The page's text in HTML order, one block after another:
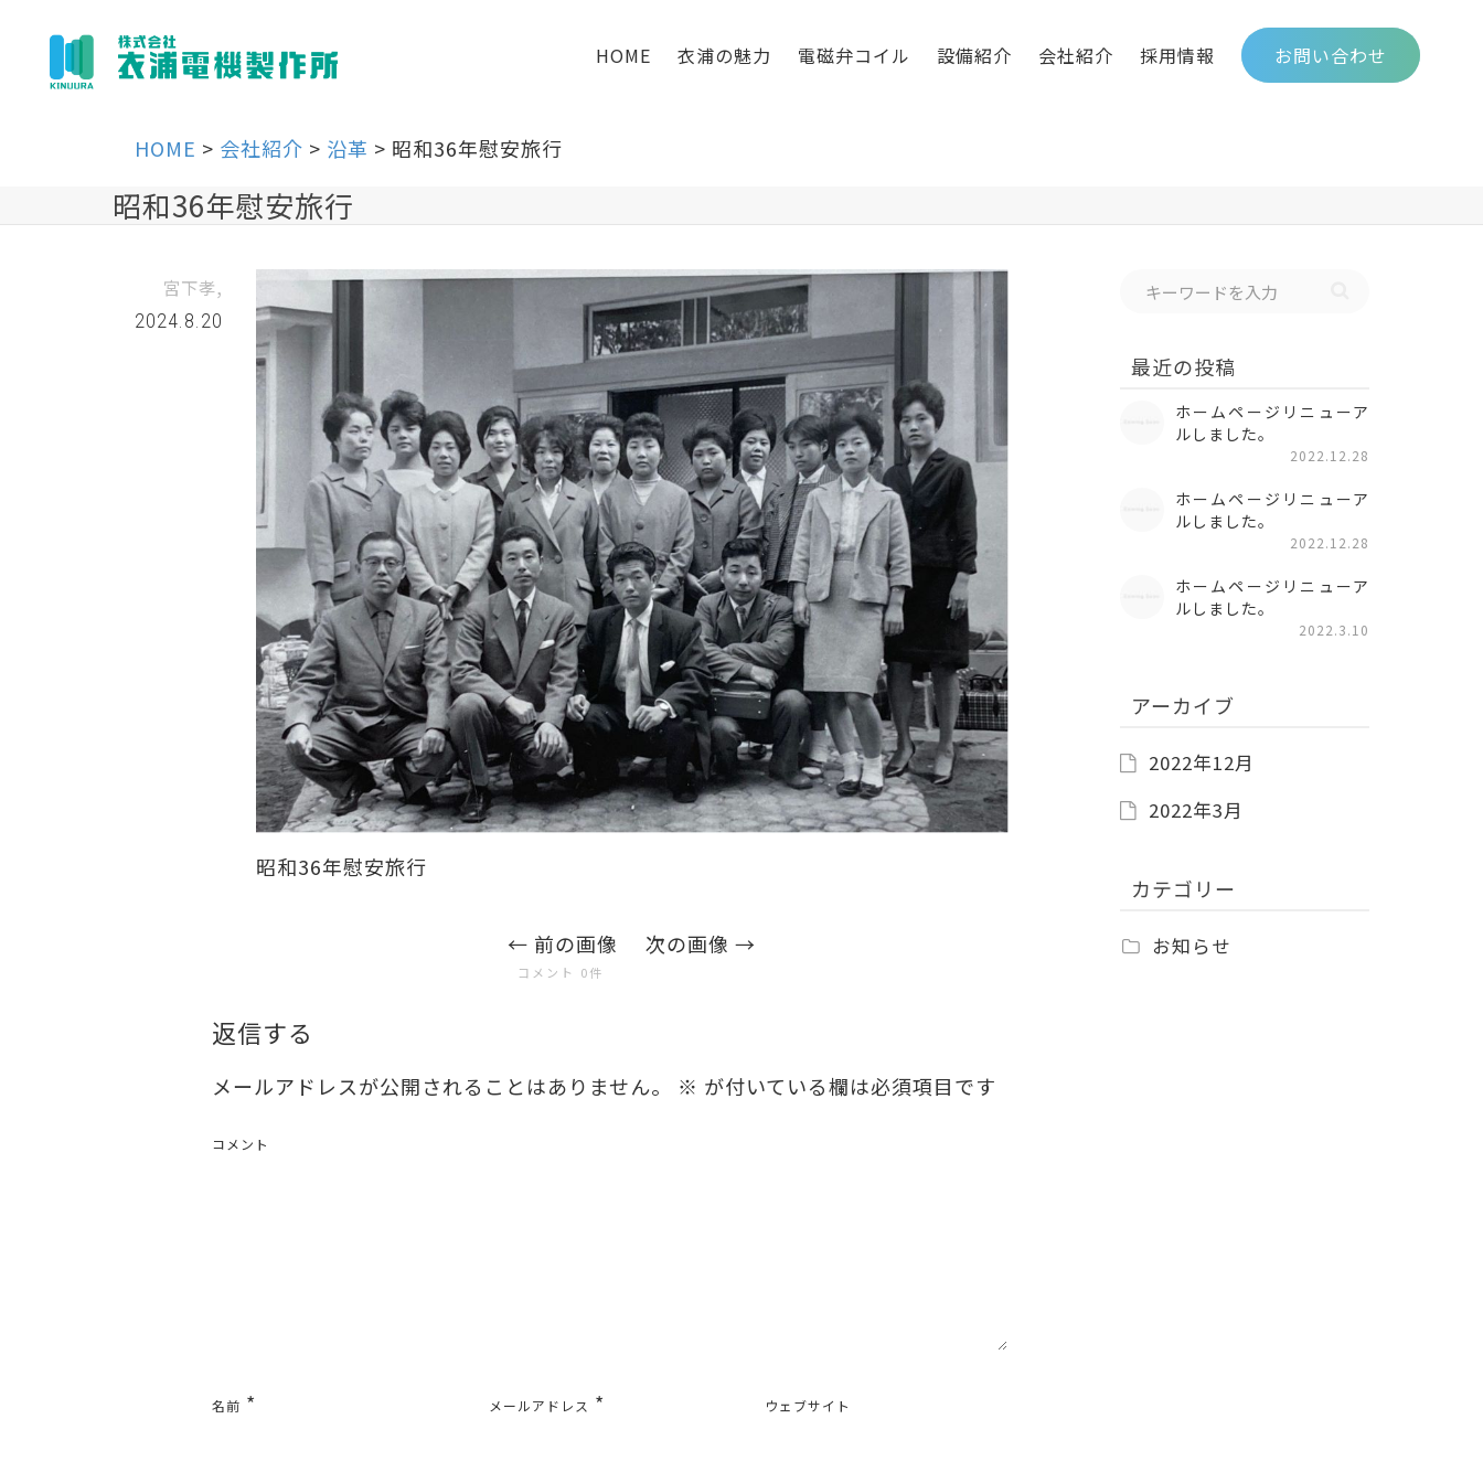
HOME 衣浦の魅力 電磁弁コイル 設備紹介 会社紹介 採用情報 お問い合わせ
HOME > 会社紹介 > 沿革 > 昭和36年慰安旅行
昭和36年慰安旅行
宮下孝,
2024.8.20
昭和36年慰安旅行
前の画像 次の画像
コメント 0件
返信する
メールアドレスが公開されることはありません。 ※ が付いている欄は必須項目です
コメント
名前 * メールアドレス * ウェブサイト
最近の投稿
ホームページリニューア
ルしました。
2022.12.28
ホームページリニューア
ルしました。
2022.12.28
ホームページリニューア
ルしました。
2022.3.10
アーカイブ
2022年12月
2022年3月
カテゴリー
お知らせ